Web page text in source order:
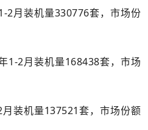
2月装机量330776套，市场份
1-2月装机量168438套，市场
装机量137521套，市场份额